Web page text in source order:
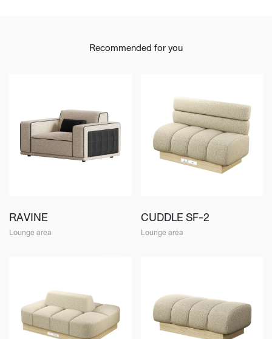
Recommended for you
RAVINE
Lounge area
CUDDLE SF-2
Lounge area